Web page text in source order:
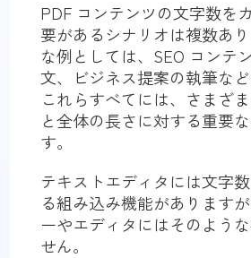
PDF コンテンツの文字数を
要があるシナリオは複数あ
な例としては、SEO コンテ
文、ビジネス提案の執筆など
これらすべてには、さまざ
と全体の長さに対する重要
す。
テキストエディタには文字
る組み込み機能があります
ーやエディタにはそのよう
せん。